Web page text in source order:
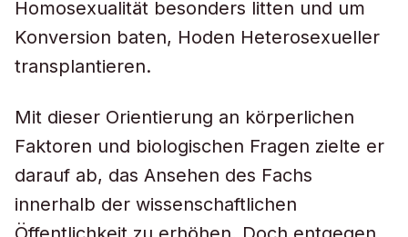
Homosexualität besonders litten und um
Konversion baten, Hoden Heterosexueller
transplantieren.
Mit dieser Orientierung an körperlichen
Faktoren und biologischen Fragen zielte er
darauf ab, das Ansehen des Fachs
innerhalb der wissenschaftlichen